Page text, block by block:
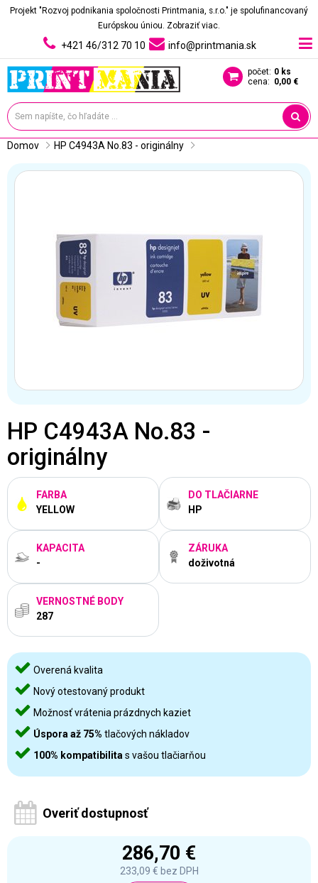
Projekt "Rozvoj podnikania spoločnosti Printmania, s.r.o." je spolufinancovaný
Európskou úniou. Zobraziť viac.
+421 46/312 70 10 info@printmania.sk
počet: 0 ks
cena: 0,00 €
Domov HP C4943A No.83 - originálny
HP C4943A No.83 -
originálny
FARBA
YELLOW
DO TLAČIARNE
HP
KAPACITA
-
ZÁRUKA
doživotná
VERNOSTNÉ BODY
287
Overená kvalita
Nový otestovaný produkt
Možnosť vrátenia prázdnych kaziet
Úspora až 75% tlačových nákladov
100% kompatibilita s vašou tlačiarňou
Overiť dostupnosť
286,70 €
233,09 € bez DPH